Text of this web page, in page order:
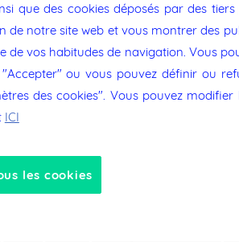
les muscles et en améliorant
En adaptant les techniques de
les sportifs peuvent retrouver leur
professionnels spécialisés dans
spécialisées, telles que le
de haut niveau afin d'optimiser
que des cookies déposés par des
de notre site web et vous montrer des
de vos habitudes de navigation. Vous
ou vous pouvez définir ou
des cookies". Vous pouvez modifier
ICI
les cookies